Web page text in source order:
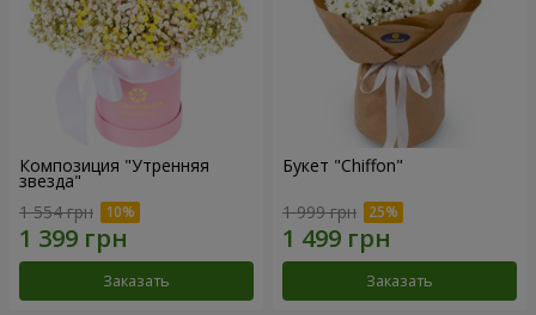
Композиция "Утренняя
звезда"
1 554 грн
Заказать
Букет "Chiffon"
1 999 грн
Заказать